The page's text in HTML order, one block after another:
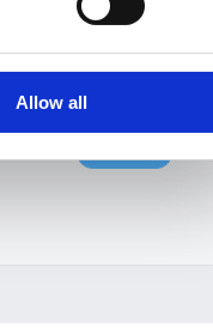
Allow all